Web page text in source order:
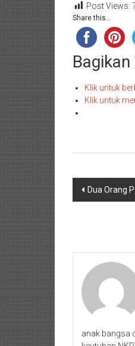
Post Views:
Share this...
Bagikan
Klik untuk
Klik untuk
Navigasi
Dua Orang
anak bangsa